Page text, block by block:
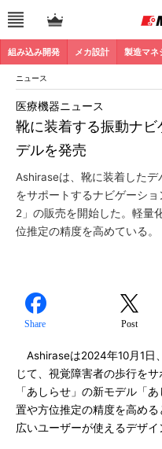
組み込み開発 メカ設計 製造マネ
ニュース
靴に装着する振動ナ
デルを発売
医療機器ニュース
Ashiraseは、靴に装着した
をサポートするナビゲーシ
2」の販売を開始した。軽量
位推定の精度を高めている。
Share Post
Ashiraseは2024年10月1日
じて、視覚障害者の歩行を
「あしらせ」の新モデル「
置や方位推定の精度を高め
広いユーザーが使えるデザイ